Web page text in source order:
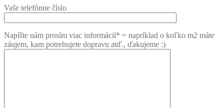
Vaše telefónne číslo
Napíšte nám prosím viac informácií* = napríklad o koľko m2 máte
záujem, kam potrebujete dopravu atď., ďakujeme :)